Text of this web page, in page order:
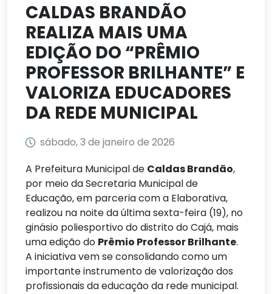
CALDAS BRANDÃO
REALIZA MAIS UMA
EDIÇÃO DO “PRÊMIO
PROFESSOR BRILHANTE” E
VALORIZA EDUCADORES
DA REDE MUNICIPAL
sábado, 3 de janeiro de 2026
A Prefeitura Municipal de Caldas Brandão,
por meio da Secretaria Municipal de
Educação, em parceria com a Elaborativa,
realizou na noite da última sexta-feira (19), no
ginásio poliesportivo do distrito do Cajá, mais
uma edição do Prêmio Professor Brilhante.
A iniciativa vem se consolidando como um
importante instrumento de valorização dos
profissionais da educação da rede municipal.